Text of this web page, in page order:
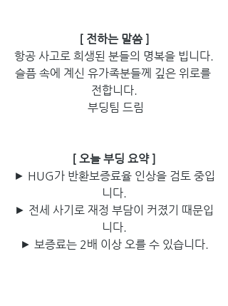
[ 전하는 말씀 ]
항공 사고로 희생된 분들의 명복을 빕니다.
슬픔 속에 계신 유가족분들께 깊은 위로를
전합니다.
부딩팀 드림
[ 오늘 부딩 요약 ]
► HUG가 반환보증료율 인상을 검토 중입
니다.
► 전세 사기로 재정 부담이 커졌기 때문입
니다.
► 보증료는 2배 이상 오를 수 있습니다.